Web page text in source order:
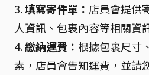
3.填寫寄件單： 店員會提供
人資訊、包裹內容等相關資
4.繳納運費： 根據包裹尺寸
素，店員會告知運費，並請